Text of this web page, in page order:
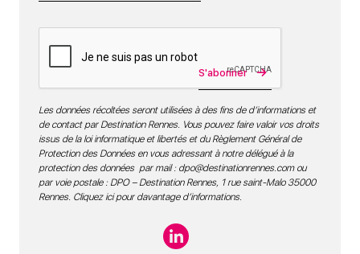
S'abonner
Les données récoltées seront utilisées à des fins de d’informations et
de contact par Destination Rennes. Vous pouvez faire valoir vos droits
issus de la loi informatique et libertés et du Règlement Général de
Protection des Données en vous adressant à notre délégué à la
protection des données par mail : dpo@destinationrennes.comou
par voie postale : DPO – Destination Rennes, 1 rue saint-Malo 35000
Rennes. Cliquez ici pour davantage d’informations.